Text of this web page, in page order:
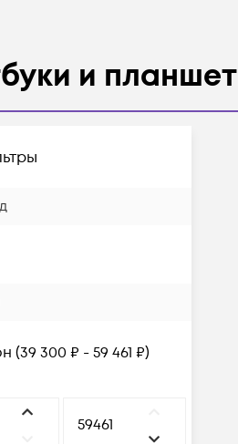
и
(39 300 ₽ - 59 461 ₽)